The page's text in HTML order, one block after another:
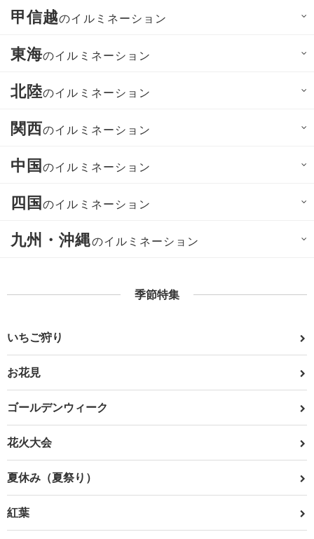
甲信越のイルミネーション
東海のイルミネーション
北陸のイルミネーション
関西のイルミネーション
中国のイルミネーション
四国のイルミネーション
九州・沖縄のイルミネーション
季節特集
いちご狩り
お花見
ゴールデンウィーク
花火大会
夏休み（夏祭り）
紅葉